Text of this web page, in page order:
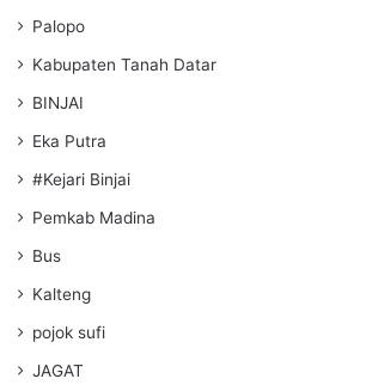
Palopo
Kabupaten Tanah Datar
BINJAI
Eka Putra
#Kejari Binjai
Pemkab Madina
Bus
Kalteng
pojok sufi
JAGAT